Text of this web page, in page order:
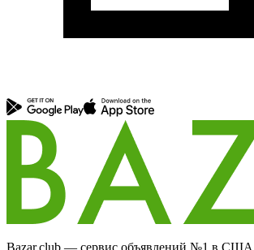
Bazar.club — сервис объявлений №1 в